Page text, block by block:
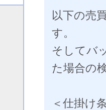
以下の売
す。
そしてバ
た場合の
＜仕掛け